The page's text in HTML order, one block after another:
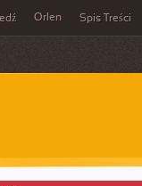
Orlen Spis Treści